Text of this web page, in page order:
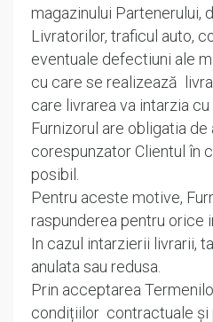
magazinului Partenerului,
Livratorilor, traficul auto,
eventuale defectiuni ale
cu care se realizează
care livrarea va intarzia
Furnizorul are obligatia
corespunzator Clientul în
posibil.
Pentru aceste motive,
raspunderea pentru orice
In cazul intarzierii livrarii,
anulata sau redusa.
Prin acceptarea
condițiilor contractuale și